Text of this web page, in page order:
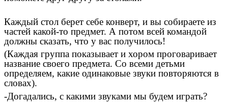
Каждый стол берет себе конверт, и вы собираете из
частей какой-то предмет. А потом всей командой
должны сказать, что у вас получилось!
(Каждая группа показывает и хором проговаривает
название своего предмета. Со всеми детьми
определяем, какие одинаковые звуки повторяются в
словах).
-Догадались, с какими звуками мы будем играть?